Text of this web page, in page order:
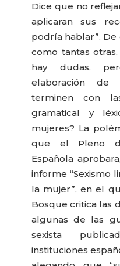
Dice que no
aplicaran sus
podría hablar”.
como tantas
hay dudas,
elaboración de
terminen con
gramatical y
mujeres? La
que el Pleno
Española
informe “Sexismo
la mujer”,en el
Bosque critica las
algunas de las
sexista
instituciones